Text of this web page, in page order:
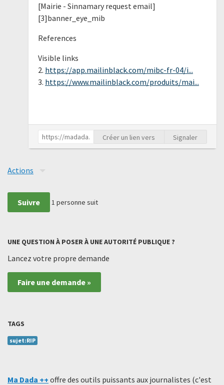
[Mairie - Sinnamary request email]
[3]banner_eye_mib
References
Visible links
2. https://app.mailinblack.com/mibc-fr-04/i...
3. https://www.mailinblack.com/produits/mai...
Créer un lien vers Signaler
Actions
Suivre 1 personne suit
UNE QUESTION À POSER À UNE AUTORITÉ PUBLIQUE ?
Lancez votre propre demande
Faire une demande »
TAGS
sujet:RIP
Ma Dada ++ offre des outils puissants aux journalistes (c'est